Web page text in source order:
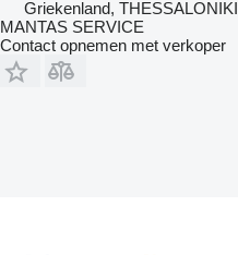
Griekenland, THESSALONIKI
MANTAS SERVICE
Contact opnemen met verkoper